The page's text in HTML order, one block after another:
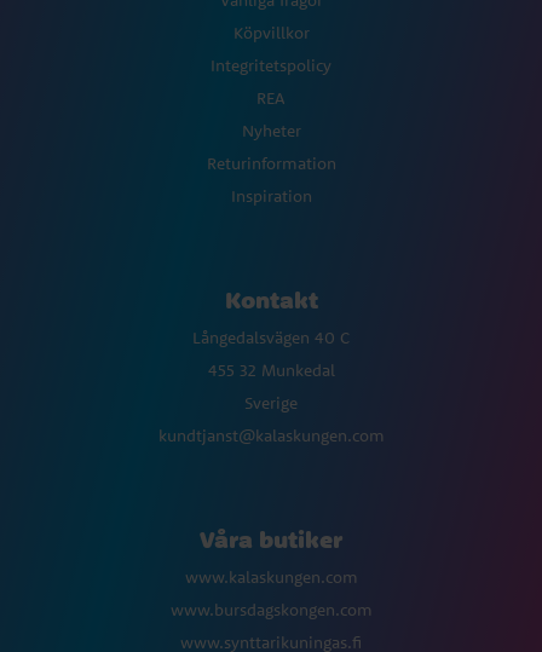
Köpvillkor
Integritetspolicy
REA
Nyheter
Returinformation
Inspiration
Kontakt
Långedalsvägen 40 C
455 32 Munkedal
Sverige
kundtjanst@kalaskungen.com
Våra butiker
www.kalaskungen.com
www.bursdagskongen.com
www.synttarikuningas.fi